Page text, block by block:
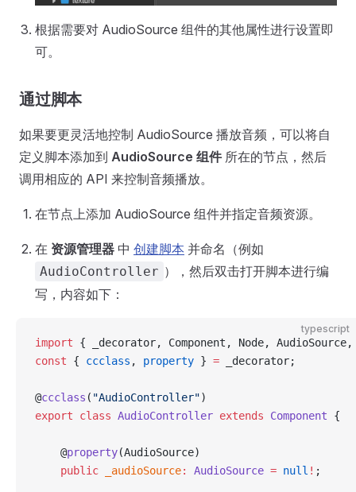
根据需要对 AudioSource 组件的其他属性进行设置即
可。
通过脚本
如果要更灵活地控制 AudioSource 播放音频，可以将自
定义脚本添加到 AudioSource 组件所在的节点，然后
调用相应的 API 来控制音频播放。
在节点上添加 AudioSource 组件并指定音频资源。
在 资源管理器 中 创建脚本 并命名（例如
AudioController ），然后双击打开脚本进行编
写，内容如下：
typescript
import { _decorator, Component, Node,
const { ccclass , property } = _decorator;
@ccclass ( "AudioController")
export class AudioController extends Component {
    @
property(AudioSource)
    public
_audioSource: AudioSource = null ! ;